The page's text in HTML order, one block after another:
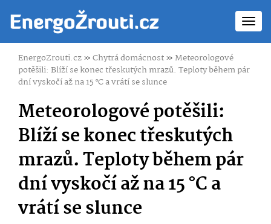
EnergoZrouti.cz»Chytrá domácnost»Meteorologové
potěšili: Blíží se konec třeskutých mrazů. Teploty během pár
dní vyskočí až na 15 °C a vrátí se slunce
Meteorologové potěšili:
Blíží se konec třeskutých
mrazů. Teploty během pár
dní vyskočí až na 15 °C a
vrátí se slunce